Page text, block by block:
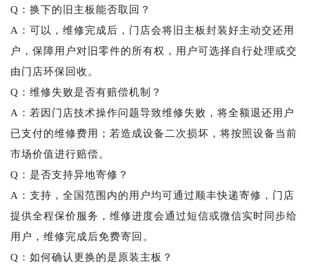
Q：换下的旧主板能否取回？
A：可以，维修完成后，门店会将旧主板封装好主动交还用
户，保障用户对旧零件的所有权，用户可选择自行处理或交
由门店环保回收。
Q：维修失败是否有赔偿机制？
A：若因门店技术操作问题导致维修失败，将全额退还用户
已支付的维修费用；若造成设备二次损坏，将按照设备当前
市场价值进行赔偿。
Q：是否支持异地寄修？
A：支持，全国范围内的用户均可通过顺丰快递寄修，门店
提供全程保价服务，维修进度会通过短信或微信实时同步给
用户，维修完成后免费寄回。
Q：如何确认更换的是原装主板？